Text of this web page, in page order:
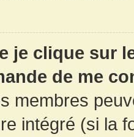
je clique sur
de me
membres
intégré (si la